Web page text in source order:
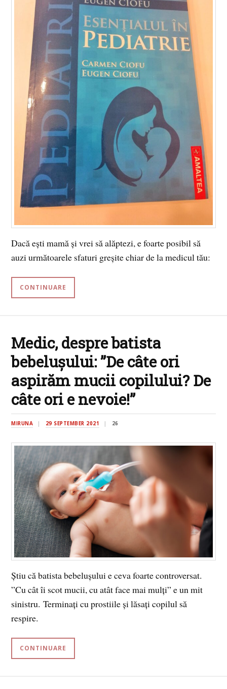
Dacă ești mamă și vrei să alăptezi, e foarte posibil să
auzi următoarele sfaturi greșite chiar de la medicul tău:
CONTINUARE
Medic, despre batista
bebelușului: ”De câte ori
aspirăm mucii copilului? De
câte ori e nevoie!”
MIRUNA 29 SEPTEMBER 2021 26
Știu că batista bebelușului e ceva foarte controversat.
”Cu cât îi scot mucii, cu atât face mai mulți” e un mit
sinistru. Terminați cu prostiile și lăsați copilul să
respire.
CONTINUARE